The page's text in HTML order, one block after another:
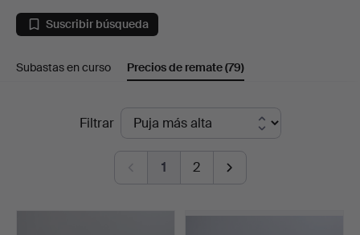
Gomér
Linköping
Suscribir búsqueda
Subastas en curso Precios de remate(79)
Filtrar
1 2